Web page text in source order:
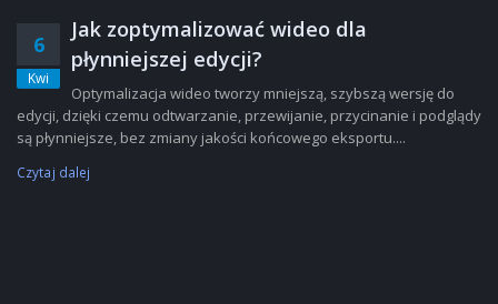
6
Kwi
Jak zoptymalizować wideo dla
płynniejszej edycji?
Optymalizacja wideo tworzy mniejszą, szybszą wersję do
edycji, dzięki czemu odtwarzanie, przewijanie, przycinanie i podglądy
są płynniejsze, bez zmiany jakości końcowego eksportu....
Czytaj dalej